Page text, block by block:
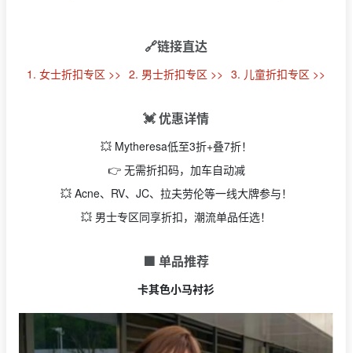
🔗链接直达
1. 女士折扣专区 >> 2. 男士折扣专区 >> 3. 儿童折扣专区 >>
💓 优惠详情
💥 Mytheresa低至3折+叠7折！
👉 无需折扣码，加车自动减
💥 Acne、RV、JC、拉夫劳伦等一线大牌参与！
💥 男士专区同享折扣，潮流单品任选！
🟩 单品推荐
卡其色小马衬衫